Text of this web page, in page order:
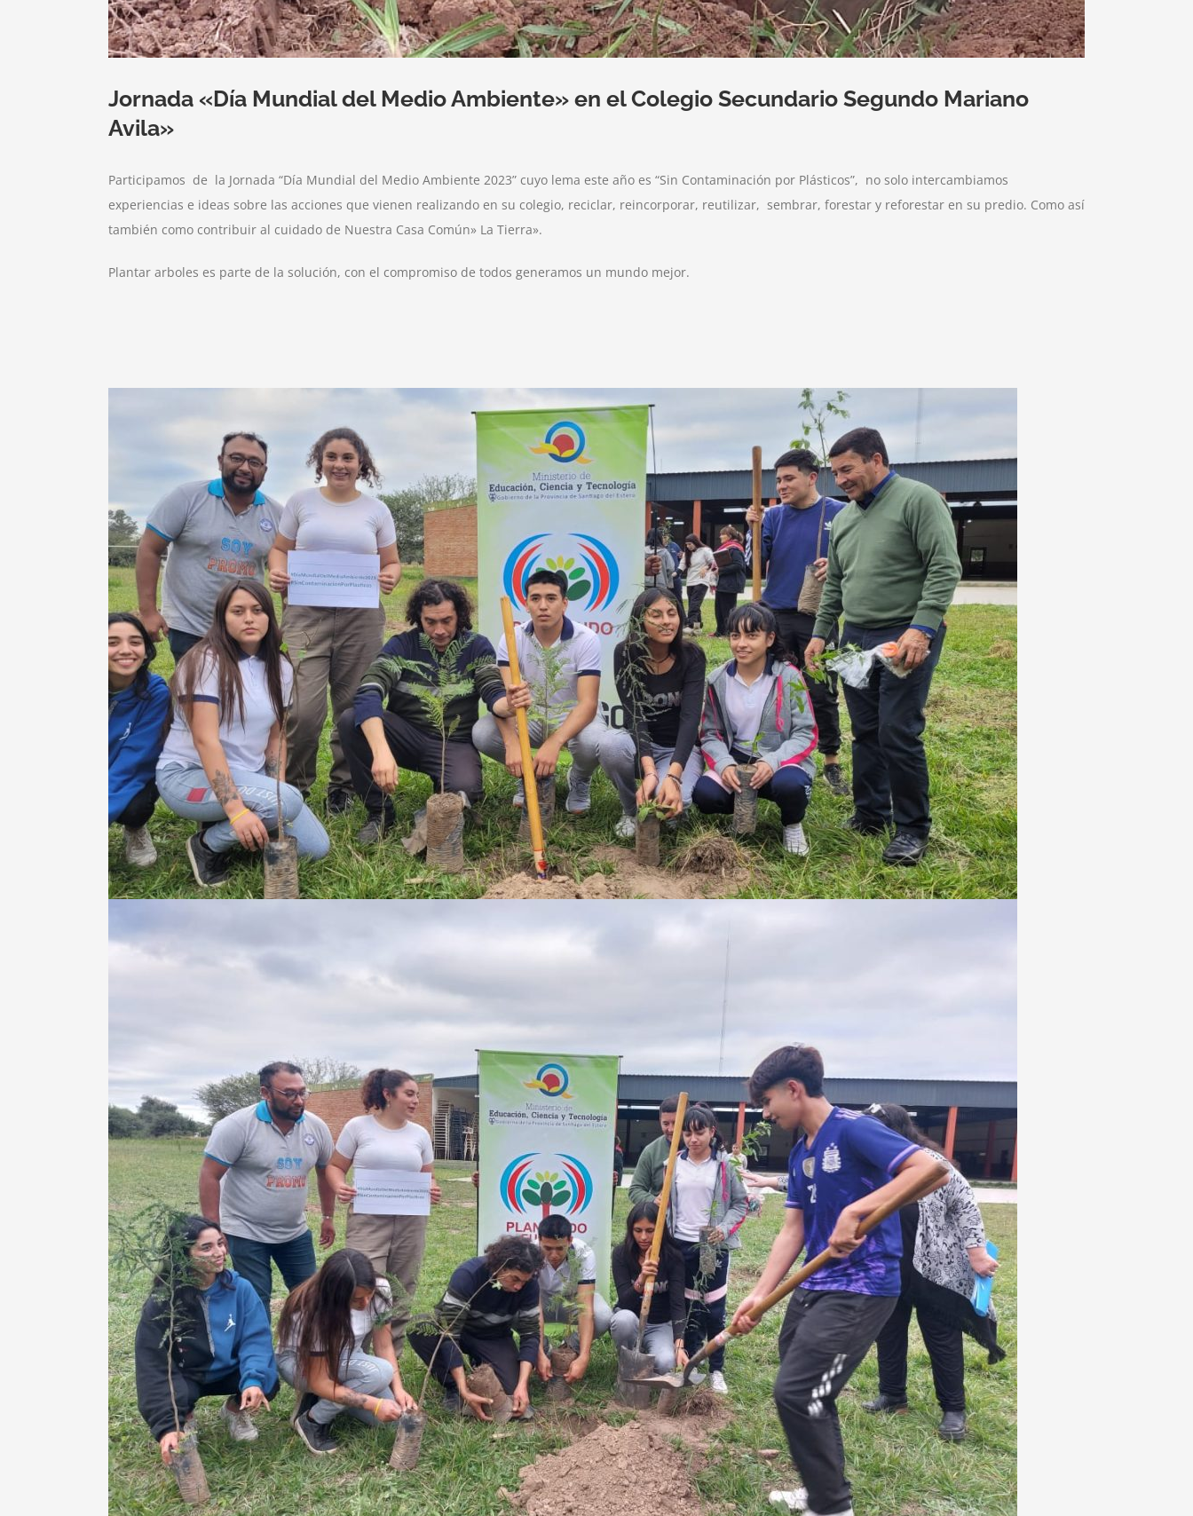
Jornada «Día Mundial del Medio Ambiente» en el Colegio Secundario Segundo Mariano
Avila»
Participamos de la Jornada “Día Mundial del Medio Ambiente 2023” cuyo lema este año es “Sin Contaminación por Plásticos”, no solo intercambiamos
experiencias e ideas sobre las acciones que vienen realizando en su colegio, reciclar, reincorporar, reutilizar, sembrar, forestar y reforestar en su predio. Como así
también como contribuir al cuidado de Nuestra Casa Común» La Tierra».
Plantar arboles es parte de la solución, con el compromiso de todos generamos un mundo mejor.